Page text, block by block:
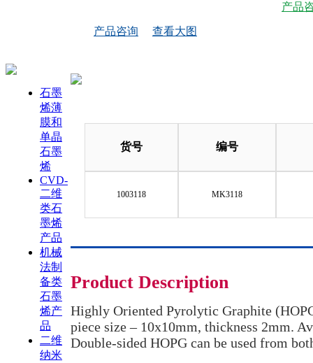
产品
产品咨询 查看大图
石墨
烯薄
膜和
单晶
石墨
烯
CVD-
二维
类石
墨烯
产品
机械
法制
备类
石墨
烯产
品
二维
纳米
货号 编号
1003118 MK3118
Product Description
Highly Oriented Pyrolytic Graphite
piece size – 10x10mm, thickness 2mm.
Double-sided HOPG can be used from